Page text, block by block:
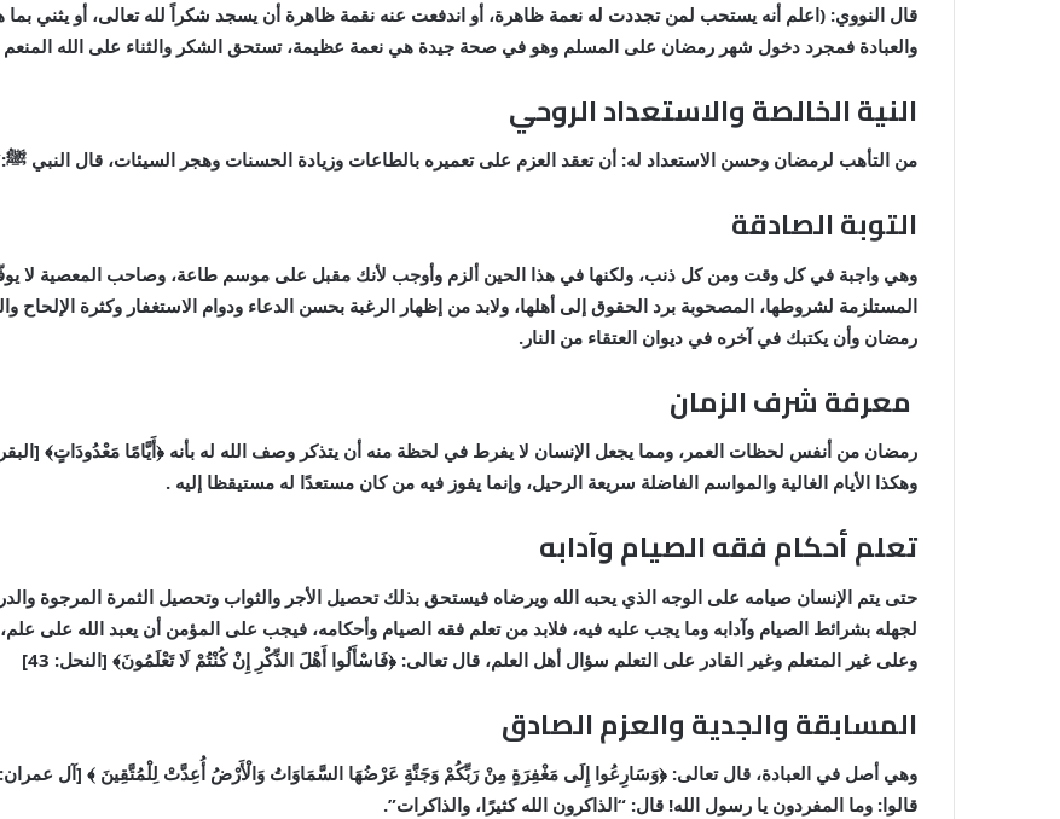
قال النووي: (اعلم أنه يستحب لمن تجددت له نعمة ظاهرة، أو اندفعت عنه نقمة ظاهرة أن يسجد شكراً لله تعالى، أو يثني بما
والعبادة فمجرد دخول شهر رمضان على المسلم وهو في صحة جيدة هي نعمة عظيمة، تستحق الشكر والثناء على الله المنعم
النية الخالصة والاستعداد الروحي
من التأهب لرمضان وحسن الاستعداد له: أن تعقد العزم على تعميره بالطاعات وزيادة الحسنات وهجر السيئات، قال النبي ﷺ
التوبة الصادقة
وهي واجبة في كل وقت ومن كل ذنب، ولكنها في هذا الحين ألزم وأوجب لأنك مقبل على موسم طاعة، وصاحب المعصية لا يوفّق
المستلزمة لشروطها، المصحوبة برد الحقوق إلى أهلها، ولابد من إظهار الرغبة بحسن الدعاء ودوام الاستغفار وكثرة الإلحاح
رمضان وأن يكتبك في آخره في ديوان العتقاء من النار.
معرفة شرف الزمان
وهكذا الأيام الغالية والمواسم الفاضلة سريعة الرحيل، وإنما يفوز فيه من كان مستعدًا له مستيقظا إليه .
تعلم أحكام فقه الصيام وآدابه
حتى يتم الإنسان صيامه على الوجه الذي يحبه الله ويرضاه فيستحق بذلك تحصيل الأجر والثواب وتحصيل الثمرة المرجوة
لجهله بشرائط الصيام وآدابه وما يجب عليه فيه، فلابد من تعلم فقه الصيام وأحكامه، فيجب على المؤمن أن يعبد الله على
وعلى غير المتعلم وغير القادر على التعلم سؤال أهل العلم، قال تعالى: ﴿فَاسْأَلُوا أَهْلَ الذِّكْرِ إِنْ كُنْتُمْ لَا تَعْلَمُونَ﴾ [النحل: 43]
المسابقة والجدية والعزم الصادق
قالوا: وما المفردون يا رسول الله! قال: “الذاكرون الله كثيرًا، والذاكرات”.